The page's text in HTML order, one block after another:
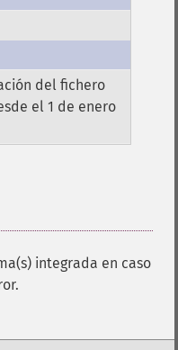
del fichero
el 1 de enero
integrada en caso